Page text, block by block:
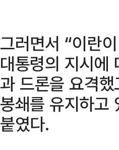
그러면서 “이란
대통령의 지시에
과 드론을 요격
봉쇄를 유지하고
붙였다.